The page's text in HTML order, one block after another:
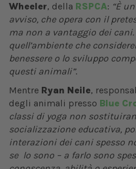
Wheeler, della RSPCA: “È
avviso, che opera con il
ma non a vantaggio dei cani.
quell’ambiente che
benessere o lo sviluppo
questi animali”.
Mentre Ryan Neile,
degli animali presso Blue
classi di yoga non
socializzazione educativa,
interazioni dei cani spesso
se lo sono – a farlo sono